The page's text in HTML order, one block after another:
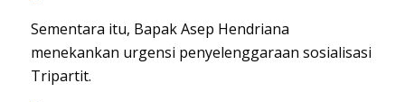
Sementara itu, Bapak Asep Hendriana
menekankan urgensi penyelenggaraan sosialisasi
Tripartit.